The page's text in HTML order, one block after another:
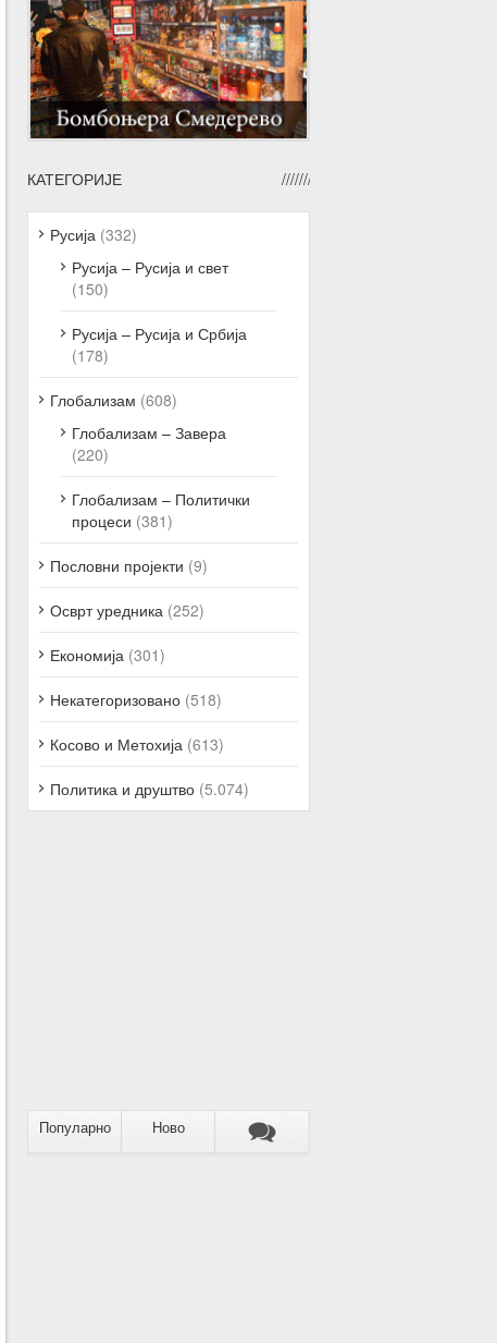
КАТЕГОРИЈЕ
Русија (332)
Русија – Русија и свет
(150)
Русија – Русија и Србија
(178)
Глобализам (608)
Глобализам – Завера
(220)
Глобализам – Политички
процеси (381)
Пословни пројекти (9)
Осврт уредника (252)
Економија (301)
Некатегоризовано (518)
Косово и Метохија (613)
Политика и друштво (5.074)
Популарно Ново